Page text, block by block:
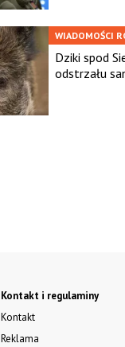
WIADOMOŚCI
Dziki spod
odstrzału
Kontakt i regulaminy
Kontakt
Reklama